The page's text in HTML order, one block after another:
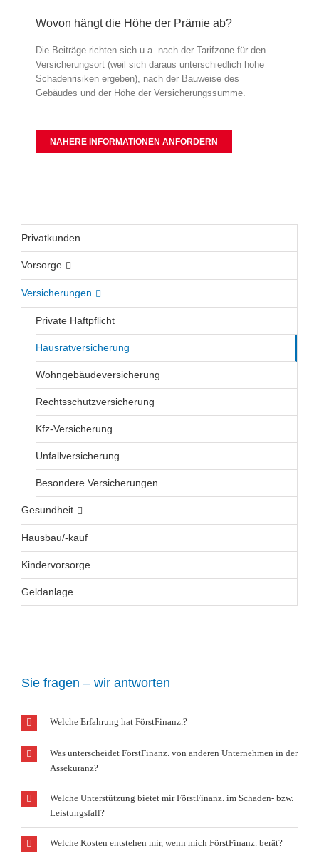
Wovon hängt die Höhe der Prämie ab?
Die Beiträge richten sich u.a. nach der Tarifzone für den
Versicherungsort (weil sich daraus unterschiedlich hohe
Schadenrisiken ergeben), nach der Bauweise des
Gebäudes und der Höhe der Versicherungssumme.
NÄHERE INFORMATIONEN ANFORDERN
Privatkunden
Vorsorge
Versicherungen
Private Haftpflicht
Hausratversicherung
Wohngebäudeversicherung
Rechtsschutzversicherung
Kfz-Versicherung
Unfallversicherung
Besondere Versicherungen
Gesundheit
Hausbau/-kauf
Kindervorsorge
Geldanlage
Sie fragen – wir antworten
Welche Erfahrung hat FörstFinanz.?
Was unterscheidet FörstFinanz. von anderen Unternehmen in der
Assekuranz?
Welche Unterstützung bietet mir FörstFinanz. im Schaden- bzw.
Leistungsfall?
Welche Kosten entstehen mir, wenn mich FörstFinanz. berät?